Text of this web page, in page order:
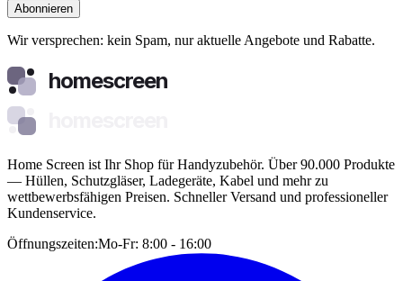
Abonnieren
Wir versprechen: kein Spam, nur aktuelle Angebote und Rabatte.
homescreen
Home Screen ist Ihr Shop für Handyzubehör. Über 90.000 Produkte
— Hüllen, Schutzgläser, Ladegeräte, Kabel und mehr zu
wettbewerbsfähigen Preisen. Schneller Versand und professioneller
Kundenservice.
Öffnungszeiten:Mo-Fr: 8:00 - 16:00